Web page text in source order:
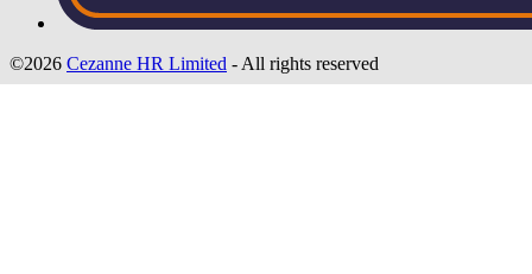
©2026 Cezanne HR Limited - All rights reserved